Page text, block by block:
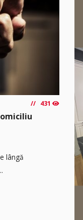
431
lângă